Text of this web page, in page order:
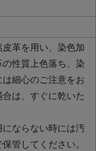
皮革を用い、染色加
性質上色落ち、染
細心のご注意をお
は、すぐに乾いた
にならない時には汚
管してください。